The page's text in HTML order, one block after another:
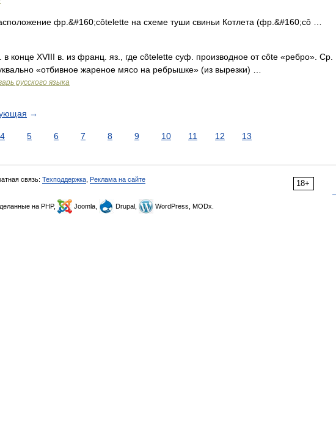
фр.&#160;côtelette на схеме туши свиньи Котлета (фр.&#160;cô …
конце XVIII в. из франц. яз., где côtelette суф. производное от côte «ребро». Ср.
«отбивное жареное мясо на ребрышке» (из вырезки) …
русского языка
→
4 5 6 7 8 9 10 11 12 13
18+
связь: Техподдержка Реклама на сайте
на PHP, Joomla, Drupal, WordPress, MODx.